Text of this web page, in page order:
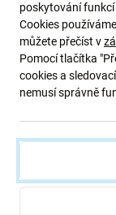
Antistatický
100 ksje
citlivých
výbojem (ESD)
jsou nezbytné
Technické
Rozměry:
poskytuje
poskytování
Cookies
můžete přečíst v
Pomocí tlačítka
cookies a
nemusí správně